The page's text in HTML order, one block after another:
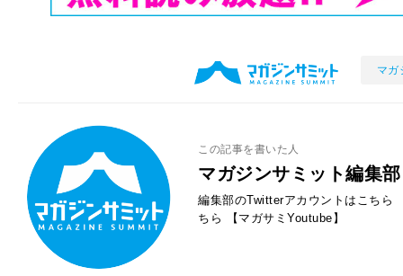
マガ
この記事を書いた人
マガジンサミット編集部
編集部のTwitterアカウントはこちら
ちら
【マガサミYoutube】